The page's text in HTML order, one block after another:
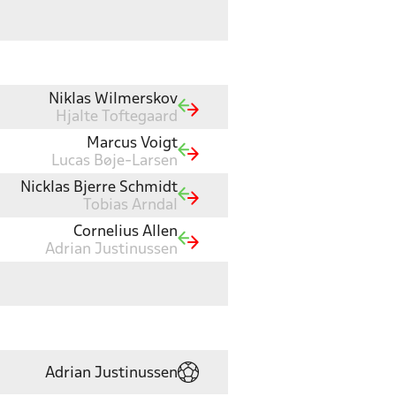
Niklas Wilmerskov
Hjalte Toftegaard
Marcus Voigt
Lucas Bøje-Larsen
Nicklas Bjerre Schmidt
Tobias Arndal
Cornelius Allen
Adrian Justinussen
Adrian Justinussen